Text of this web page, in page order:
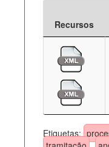
Recursos
Etiquetas: